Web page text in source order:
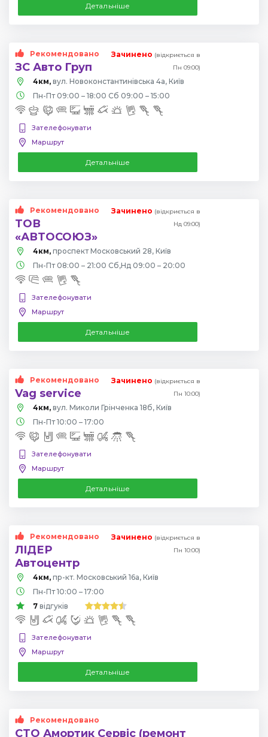
Детальніше
Рекомендовано
ЗС Авто Груп
Зачинено (відкриється в
Пн 09:00)
4км, вул. Новоконстантинівська 4а, Київ
Пн-Пт 09:00 – 18:00 Сб 09:00 – 15:00
Зателефонувати
Маршрут
Детальніше
Рекомендовано
ТОВ
«АВТОСОЮЗ»
Зачинено (відкриється в
Нд 09:00)
4км, проспект Московський 28, Київ
Пн-Пт 08:00 – 21:00 Сб,Нд 09:00 – 20:00
Зателефонувати
Маршрут
Детальніше
Рекомендовано
Vag service
Зачинено (відкриється в
Пн 10:00)
4км, вул. Миколи Грінченка 18б, Київ
Пн-Пт 10:00 – 17:00
Зателефонувати
Маршрут
Детальніше
Рекомендовано
ЛІДЕР
Автоцентр
Зачинено (відкриється в
Пн 10:00)
4км, пр-кт. Московський 16а, Київ
Пн-Пт 10:00 – 17:00
7 відгуків
Зателефонувати
Маршрут
Детальніше
Рекомендовано
СТО Амортик Сервіс (ремонт